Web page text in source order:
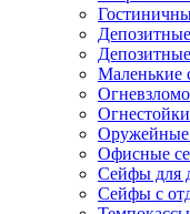
Маленькие
Офисные
Сейфы для
Сейфы с